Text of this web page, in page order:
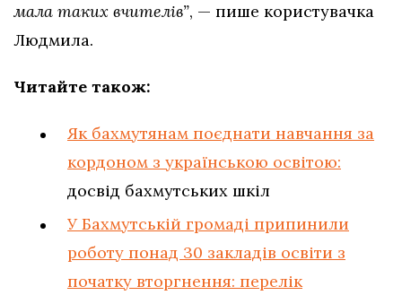
мала таких вчителів”, — пише користувачка
Людмила.
Читайте також:
Як бахмутянам поєднати навчання за
кордоном з українською освітою:
досвід бахмутських шкіл
У Бахмутській громаді припинили
роботу понад 30 закладів освіти з
початку вторгнення: перелік